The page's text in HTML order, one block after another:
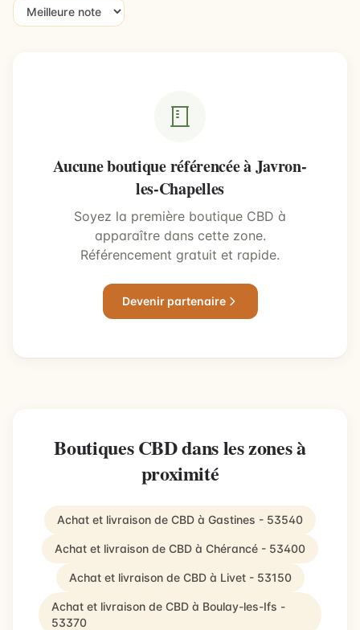
Aucune boutique référencée à Javron-
les-Chapelles
Soyez la première boutique CBD à
apparaître dans cette zone.
Référencement gratuit et rapide.
Devenir partenaire
Boutiques CBD dans les zones à
proximité
Achat et livraison de CBD à Gastines - 53540
Achat et livraison de CBD à Chérancé - 53400
Achat et livraison de CBD à Livet - 53150
Achat et livraison de CBD à Boulay-les-Ifs -
53370